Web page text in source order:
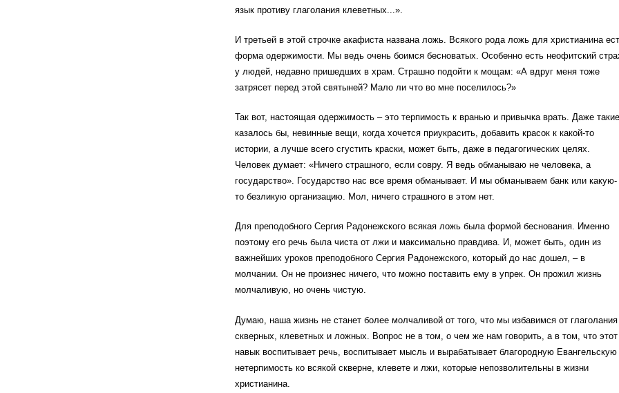
язык противу глаголания клеветных...».
И третьей в этой строчке акафиста названа ложь. Всякого рода ложь для христианина
форма одержимости. Мы ведь очень боимся бесноватых. Особенно есть неофитский
у людей, недавно пришедших в храм. Страшно подойти к мощам: «А вдруг меня тоже
затрясет перед этой святыней? Мало ли что во мне поселилось?»
Так вот, настоящая одержимость – это терпимость к вранью и привычка врать. Даже
казалось бы, невинные вещи, когда хочется приукрасить, добавить красок к какой-то
истории, а лучше всего сгустить краски, может быть, даже в педагогических целях.
Человек думает: «Ничего страшного, если совру. Я ведь обманываю не человека, а
государство». Государство нас все время обманывает. И мы обманываем банк или какую-
то безликую организацию. Мол, ничего страшного в этом нет.
Для преподобного Сергия Радонежского всякая ложь была формой беснования. Именно
поэтому его речь была чиста от лжи и максимально правдива. И, может быть, один из
важнейших уроков преподобного Сергия Радонежского, который до нас дошел, – в
молчании. Он не произнес ничего, что можно поставить ему в упрек. Он прожил жизнь
молчаливую, но очень чистую.
Думаю, наша жизнь не станет более молчаливой от того, что мы избавимся от глаголания
скверных, клеветных и ложных. Вопрос не в том, о чем же нам говорить, а в том, что этот
навык воспитывает речь, воспитывает мысль и вырабатывает благородную Евангельскую
нетерпимость ко всякой скверне, клевете и лжи, которые непозволительны в жизни
христианина.